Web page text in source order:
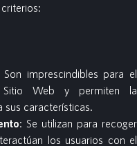
Son imprescindibles para el
Sitio Web y permiten la
sus características.
: Se utilizan para recoger
los usuarios con el